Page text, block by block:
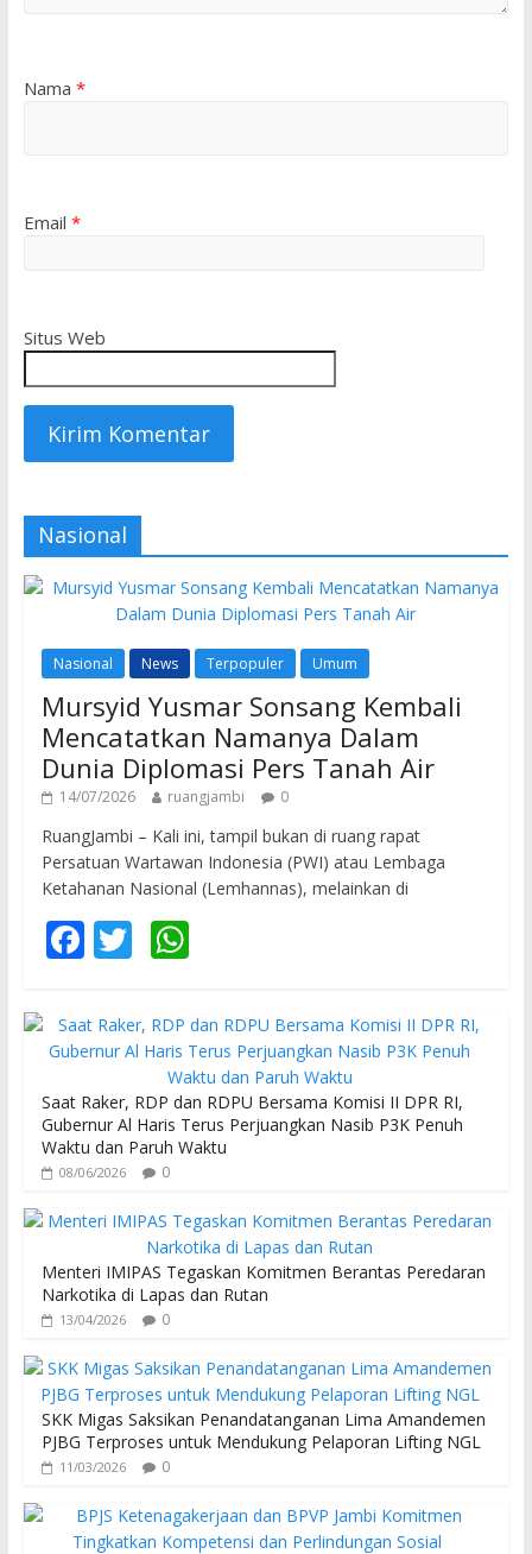
Nama *
Email *
Situs Web
Nasional
Nasional News Terpopuler Umum
Mursyid Yusmar Sonsang Kembali
Mencatatkan Namanya Dalam
Dunia Diplomasi Pers Tanah Air
14/07/2026 ruangjambi 0
RuangJambi – Kali ini, tampil bukan di ruang rapat
Persatuan Wartawan Indonesia (PWI) atau Lembaga
Ketahanan Nasional (Lemhannas), melainkan di
F
e
b
o
o
k
T
itt
er
W
at
s
A
p
p
Saat Raker, RDP dan RDPU Bersama Komisi II DPR RI,
Gubernur Al Haris Terus Perjuangkan Nasib P3K Penuh
Waktu dan Paruh Waktu
08/06/2026 0
Menteri IMIPAS Tegaskan Komitmen Berantas Peredaran
Narkotika di Lapas dan Rutan
13/04/2026 0
SKK Migas Saksikan Penandatanganan Lima Amandemen
PJBG Terproses untuk Mendukung Pelaporan Lifting NGL
11/03/2026 0